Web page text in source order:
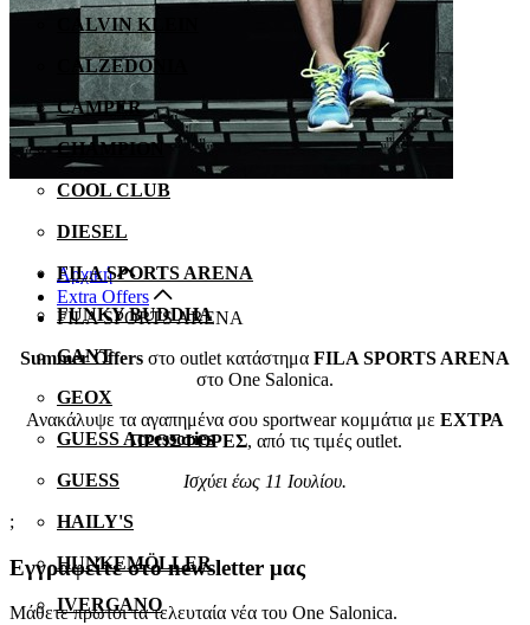
CALVIN KLEIN
CALZEDONIA
CAMPER
CHAMPION
COOL CLUB
DIESEL
FILA SPORTS ARENA
FUNKY BUDDHA
GANT
GEOX
GUESS Accessories
GUESS
HAILY'S
HUNKEMÖLLER
IVERGANO
Αρχική
Extra Offers
FILA SPORTS ARENA
Summer Offers στο outlet κατάστημα FILA SPORTS ARENA
στο Οne Salonica.
Ανακάλυψε τα αγαπημένα σου sportwear κομμάτια με ΕΧΤΡΑ
ΠΡΟΣΦΟΡΕΣ, από τις τιμές outlet.
Ισχύει έως 11 Ιουλίου.
;
Εγγραφείτε στο newsletter μας
Μάθετε πρώτοι τα τελευταία νέα του One Salonica.